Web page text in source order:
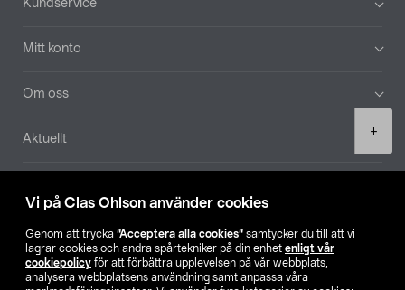
Vi på Clas Ohlson använder cookies
Genom att trycka ”Acceptera alla cookies” samtycker du till att vi
lagrar cookies och andra spårtekniker på din enhet enligt vår
cookiepolicy för att förbättra upplevelsen på vår webbplats,
analysera webbplatsens användning samt anpassa våra
+
Kundservice
Mitt konto
Om oss
Aktuellt
Hitta butik
SE NO FI